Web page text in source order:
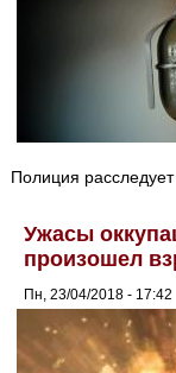
Полиция
Ужасы
произошел
Пн, 23/04/2018 - 17:42